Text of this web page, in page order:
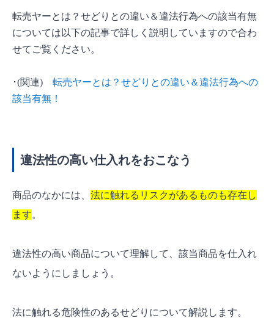
転売ヤーとは？せどりとの違い＆違法行為への該当有無
については以下の記事で詳しく説明していますので合わ
せてご覧ください。
･(関連) 転売ヤーとは？せどりとの違い＆違法行為への
該当有無！
違法性の高い仕入れをおこなう
商品のなかには、 法に触れるリスクがあるものも存在し
ます。
違法性の高い商品について理解して、該当商品を仕入れ
ないようにしましょう。
法に触れる危険性のあるせどりについて解説します。